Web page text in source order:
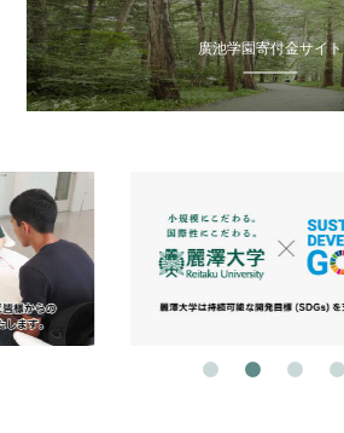
廣池学園寄付金サイト